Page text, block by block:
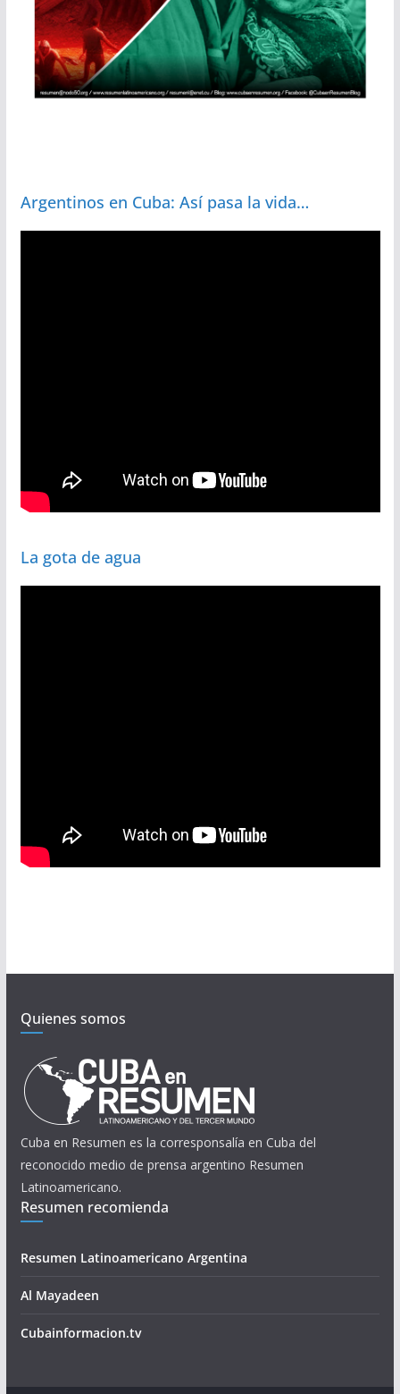
Argentinos en Cuba: Así pasa la vida…
La gota de agua
Quienes somos
Cuba en Resumen es la corresponsalía en Cuba del
reconocido medio de prensa argentino Resumen
Latinoamericano.
Resumen recomienda
Resumen Latinoamericano Argentina
Al Mayadeen
Cubainformacion.tv